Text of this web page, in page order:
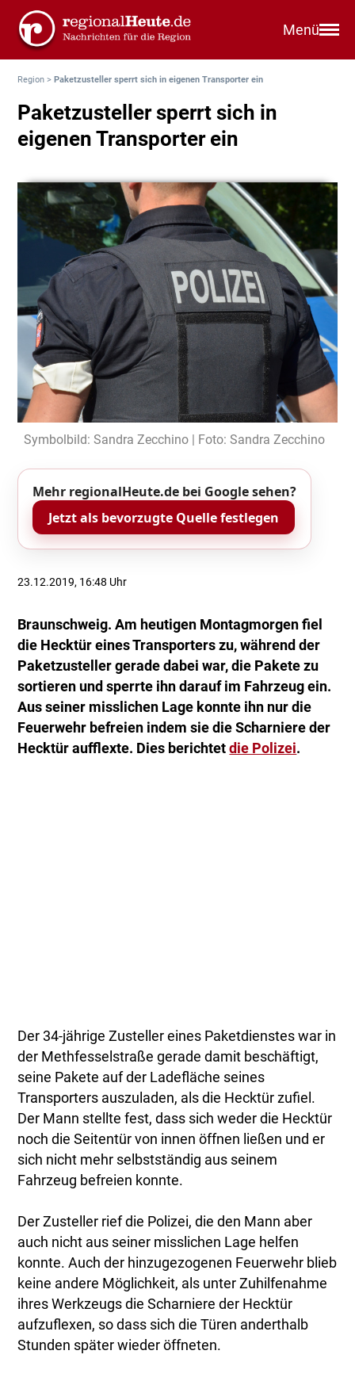
Menü
Region >Paketzusteller sperrt sich in eigenen Transporter ein
Paketzusteller sperrt sich in
eigenen Transporter ein
Symbolbild: Sandra Zecchino | Foto: Sandra Zecchino
Mehr regionalHeute.de bei Google sehen?
Jetzt als bevorzugte Quelle festlegen
23.12.2019, 16:48 Uhr
Braunschweig. Am heutigen Montagmorgen fiel
die Hecktür eines Transporters zu, während der
Paketzusteller gerade dabei war, die Pakete zu
sortieren und sperrte ihn darauf im Fahrzeug ein.
Aus seiner misslichen Lage konnte ihn nur die
Feuerwehr befreien indem sie die Scharniere der
Hecktür aufflexte. Dies berichtetdie Polizei.
Der 34-jährige Zusteller eines Paketdienstes war in
der Methfesselstraße gerade damit beschäftigt,
seine Pakete auf der Ladefläche seines
Transporters auszuladen, als die Hecktür zufiel.
Der Mann stellte fest, dass sich weder die Hecktür
noch die Seitentür von innen öffnen ließen und er
sich nicht mehr selbstständig aus seinem
Fahrzeug befreien konnte.
Der Zusteller rief die Polizei, die den Mann aber
auch nicht aus seiner misslichen Lage helfen
konnte. Auch der hinzugezogenen Feuerwehr blieb
keine andere Möglichkeit, als unter Zuhilfenahme
ihres Werkzeugs die Scharniere der Hecktür
aufzuflexen, so dass sich die Türen anderthalb
Stunden später wieder öffneten.